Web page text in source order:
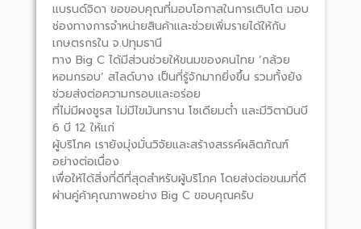
แบรนด์จิดา ขอขอบคุณที่มอบโอกาสในการเติบโต มอบ
ช่องทางการจำหน่ายสินค้าและช่วยเพิ่มรายได้ให้กับ
เกษตรกรใน จ.ปทุมธานี
ทาง Big C ได้มีส่วนช่วยให้ขนมของคนไทย ‘กล้วย
หอมกรอบ’ สไลด์บาง เป็นที่รู้จักมากยิ่งขึ้น รวมทั้งยัง
ช่วยส่งต่อความกรอบและอร่อย
ที่ไม่มีผงชูรส ไม่มีไขมันทราน โซเดียมต่ำ และมีวิตามินบี
6 บี 12 ให้แก่
ผู้บริโภค เรายังมุ่งมั่นวิจัยและสร้างสรรค์ผลิตภัณฑ์
อย่างต่อเนื่อง
เพื่อให้ได้สิ่งที่ดีที่สุดสำหรับผู้บริโภค โดยส่งต่อขนมที่ดี
ผ่านคู่ค้าคุณภาพอย่าง Big C ขอบคุณครับ